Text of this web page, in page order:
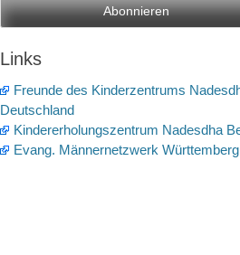
Links
Freunde des Kinderzentrums
Deutschland
Kindererholungszentrum Nadesdha
Evang. Männernetzwerk Württemberg